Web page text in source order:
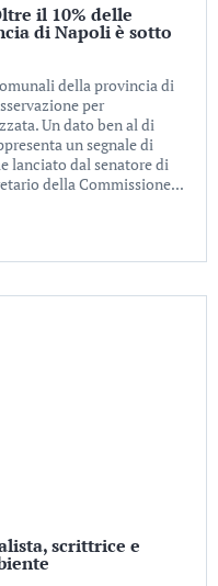
il 10% delle
di Napoli è sotto
della provincia di
per
Un dato ben al di
un segnale di
lanciato dal senatore di
della Commissione...
scrittrice e